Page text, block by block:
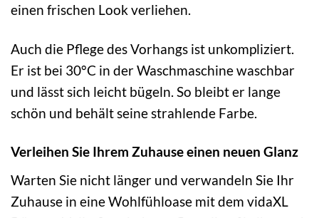
einen frischen Look verliehen.
Auch die Pflege des Vorhangs ist unkompliziert.
Er ist bei 30°C in der Waschmaschine waschbar
und lässt sich leicht bügeln. So bleibt er lange
schön und behält seine strahlende Farbe.
Verleihen Sie Ihrem Zuhause einen neuen Glanz
Warten Sie nicht länger und verwandeln Sie Ihr
Zuhause in eine Wohlfühloase mit dem vidaXL